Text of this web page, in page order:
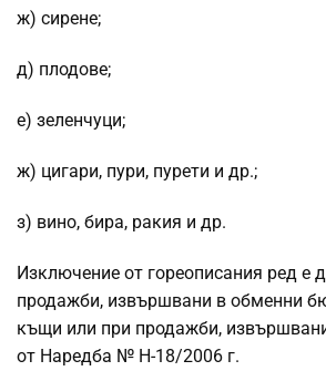
ж) сирене;
д) плодове;
е) зеленчуци;
ж) цигари, пури, пурети и др.;
з) вино, бира, ракия и др.
Изключение от гореописания ред е
продажби, извършвани в обменни
къщи или при продажби,
от Наредба № Н-18/2006 г.